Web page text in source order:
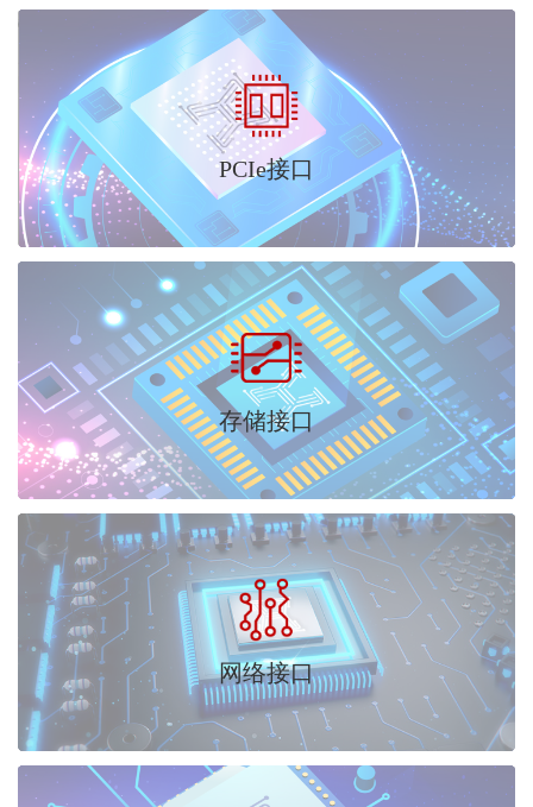
PCIe接口
存储接口
网络接口